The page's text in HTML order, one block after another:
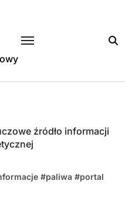
źródło informacji
#paliwa #portal